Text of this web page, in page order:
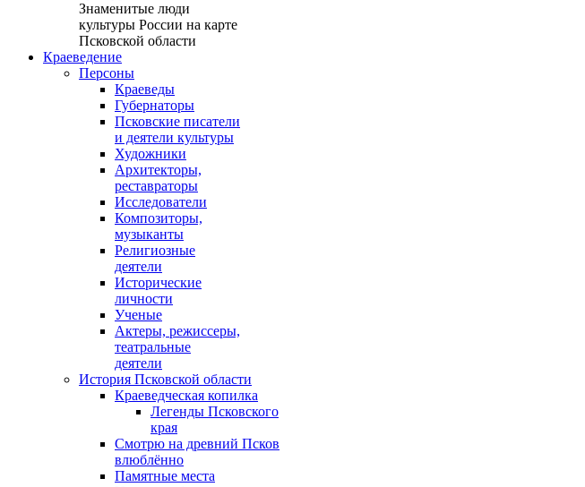
Знаменитые люди
культуры России на карте
Псковской области
Краеведение
Персоны
Краеведы
Губернаторы
Псковские писатели
и деятели культуры
Художники
Архитекторы,
реставраторы
Исследователи
Композиторы,
музыканты
Религиозные
деятели
Исторические
личности
Ученые
Актеры, режиссеры,
театральные
деятели
История Псковской области
Краеведческая копилка
Легенды Псковского
края
Смотрю на древний Псков
влюблённо
Памятные места